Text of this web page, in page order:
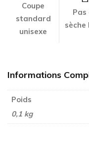
Coupe
standard
unisexe
Pas
sèche
Informations
Poids
0,1 kg